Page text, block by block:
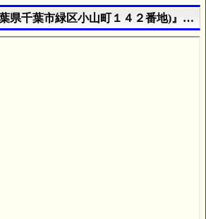
県千葉市緑区小山町１４２番地)』の